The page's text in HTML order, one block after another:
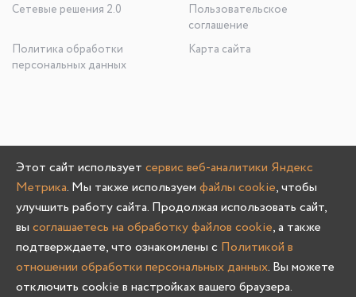
Сетевые решения 2.0
Пользовательское
соглашение
Политика обработки
персональных данных
Карта сайта
ООО «УЮТНО И ТОЧКА», ОГРН: 1245200020636
603107, Нижегородская область, г. Нижний Новгород, пр-
кт Гагарина, д. 178/1
Олмеко © 2004 -2026
Этот сайт использует сервис веб-аналитики Яндекс
Метрика. Мы также используем файлы cookie, чтобы
улучшить работу сайта. Продолжая использовать сайт,
вы соглашаетесь на обработку файлов cookie, а также
подтверждаете, что ознакомлены с Политикой в
отношении обработки персональных данных. Вы можете
отключить cookie в настройках вашего браузера.